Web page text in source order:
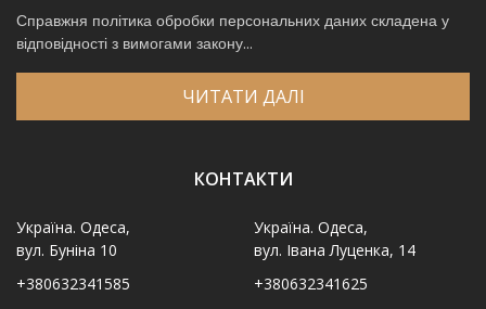
Справжня політика обробки персональних даних складена у
відповідності з вимогами закону...
ЧИТАТИ ДАЛІ
КОНТАКТИ
Україна. Одеса,
вул. Буніна 10
+380632341585
Україна. Одеса,
вул. Івана Луценка, 14
+380632341625